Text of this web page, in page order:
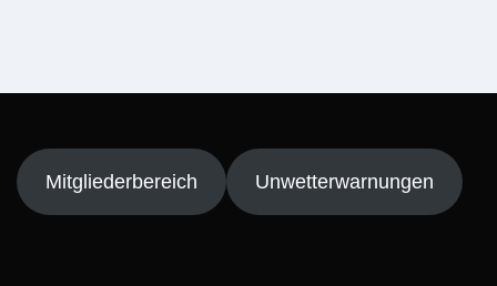
Mitgliederbereich Unwetterwarnungen